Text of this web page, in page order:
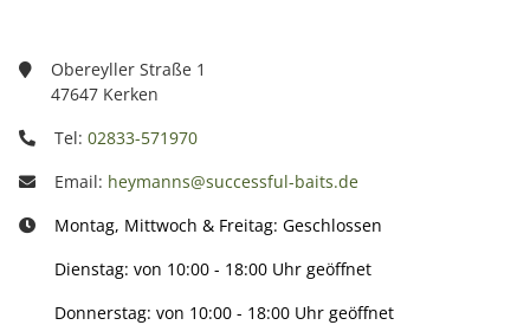
Obereyller Straße 1
47647 Kerken
Tel: 02833-571970
Email: heymanns@successful-baits.de
Montag, Mittwoch & Freitag: Geschlossen
Dienstag: von 10:00 - 18:00 Uhr geöffnet
Donnerstag: von 10:00 - 18:00 Uhr geöffnet